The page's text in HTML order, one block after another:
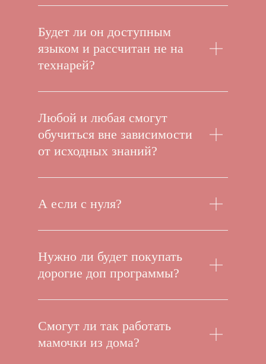
Будет ли он доступным
языком и рассчитан не на
технарей?
Любой и любая смогут
обучиться вне зависимости
от исходных знаний?
А если с нуля?
Нужно ли будет покупать
дорогие доп программы?
Смогут ли так работать
мамочки из дома?